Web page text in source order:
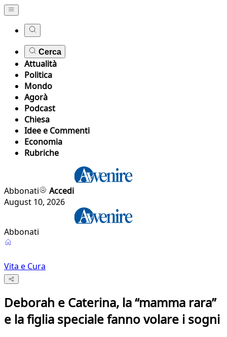
Cerca
Attualità
Politica
Mondo
Agorà
Podcast
Chiesa
Idee e Commenti
Economia
Rubriche
Abbonati
Accedi
August 10, 2026
Abbonati
Vita e Cura
Deborah e Caterina, la “mamma rara”
e la figlia speciale fanno volare i sogni